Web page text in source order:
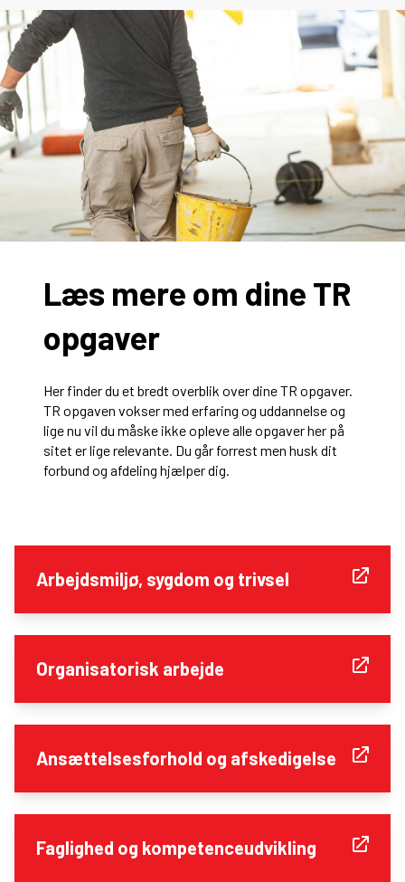
Læs mere om dine TR
opgaver
Her finder du et bredt overblik over dine TR opgaver.
TR opgaven vokser med erfaring og uddannelse og
lige nu vil du måske ikke opleve alle opgaver her på
sitet er lige relevante. Du går forrest men husk dit
forbund og afdeling hjælper dig.
Arbejdsmiljø, sygdom og trivsel
Organisatorisk arbejde
Ansættelsesforhold og afskedigelse
Faglighed og kompetenceudvikling